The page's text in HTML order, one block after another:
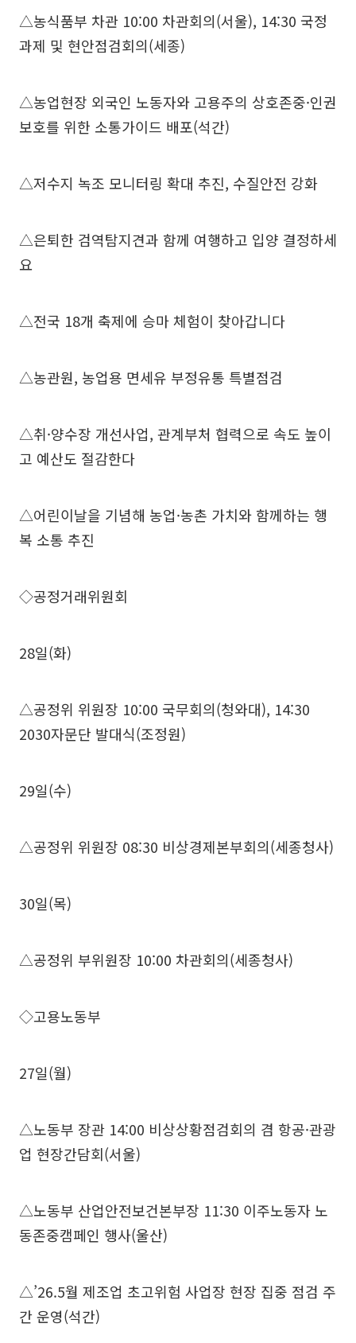
△농식품부 차관 10:00 차관회의(서울), 14:30 국정
과제 및 현안점검회의(세종)
△농업현장 외국인 노동자와 고용주의 상호존중·인권
보호를 위한 소통가이드 배포(석간)
△저수지 녹조 모니터링 확대 추진, 수질안전 강화
△은퇴한 검역탐지견과 함께 여행하고 입양 결정하세
요
△전국 18개 축제에 승마 체험이 찾아갑니다
△농관원, 농업용 면세유 부정유통 특별점검
△취·양수장 개선사업, 관계부처 협력으로 속도 높이
고 예산도 절감한다
△어린이날을 기념해 농업·농촌 가치와 함께하는 행
복 소통 추진
◇공정거래위원회
28일(화)
△공정위 위원장 10:00 국무회의(청와대), 14:30
2030자문단 발대식(조정원)
29일(수)
△공정위 위원장 08:30 비상경제본부회의(세종청사)
30일(목)
△공정위 부위원장 10:00 차관회의(세종청사)
◇고용노동부
27일(월)
△노동부 장관 14:00 비상상황점검회의 겸 항공·관광
업 현장간담회(서울)
△노동부 산업안전보건본부장 11:30 이주노동자 노
동존중캠페인 행사(울산)
△’26.5월 제조업 초고위험 사업장 현장 집중 점검 주
간 운영(석간)